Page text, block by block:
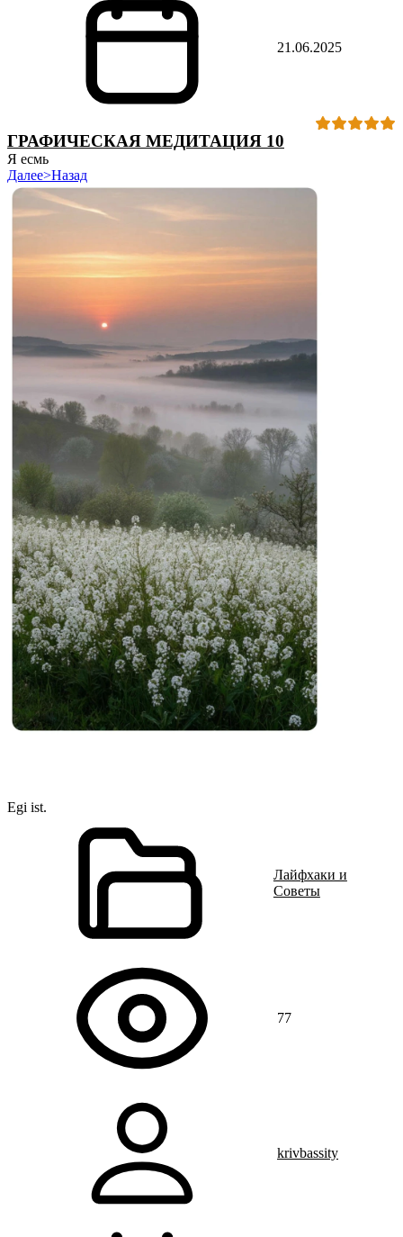
21.06.2025
ГРАФИЧЕСКАЯ МЕДИТАЦИЯ 10
Я есмь
Далее>Назад
Egi ist.
Лайфхаки и
Советы
77
krivbassity